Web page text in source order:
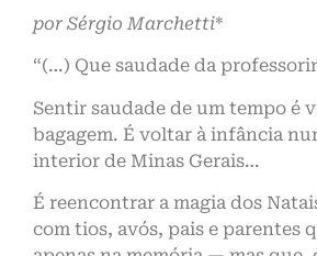
por Sérgio Marchetti*
“(…) Que saudade da
Sentir saudade de um tempo é
bagagem. É voltar à infância
interior de Minas Gerais…
É reencontrar a magia dos
com tios, avós, pais e parentes